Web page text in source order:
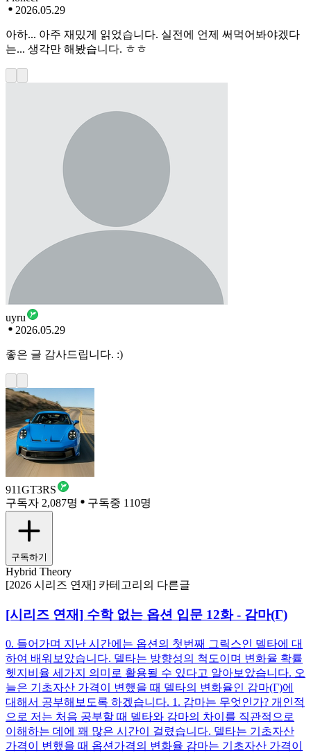
2026.05.29
아하... 아주 재밌게 읽었습니다. 실전에 언제 써먹어봐야겠다
는... 생각만 해봤습니다. ㅎㅎ
uyru
2026.05.29
좋은 글 감사드립니다. :)
911GT3RS
구독자 2,087명
구독중 110명
구독하기
Hybrid Theory
[2026 시리즈 연재] 카테고리의 다른글
[시리즈 연재] 수학 없는 옵션 입문 12화 - 감마(Γ)
0. 들어가며 지난 시간에는 옵션의 첫번째 그릭스인 델타에 대
하여 배워보았습니다. 델타는 방향성의 척도이며 변화율 확률
헷지비율 세가지 의미로 활용될 수 있다고 알아보았습니다. 오
늘은 기초자산 가격이 변했을 때 델타의 변화율인 감마(Γ)에
대해서 공부해보도록 하겠습니다. 1. 감마는 무엇인가? 개인적
으로 저는 처음 공부할 때 델타와 감마의 차이를 직관적으로
이해하는 데에 꽤 많은 시간이 걸렸습니다. 델타는 기초자산
가격이 변했을 때 옵션가격의 변화율 감마는 기초자산 가격이